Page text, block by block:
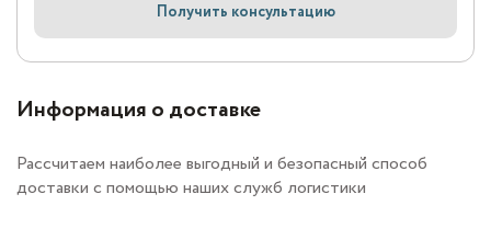
Получить консультацию
Информация о доставке
Рассчитаем наиболее выгодный и безопасный способ
доставки с помощью наших служб логистики